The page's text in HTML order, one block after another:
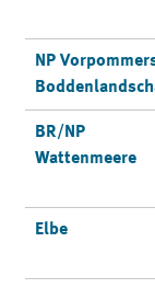
NP
BR/NP
Wattenmeere
Elbe